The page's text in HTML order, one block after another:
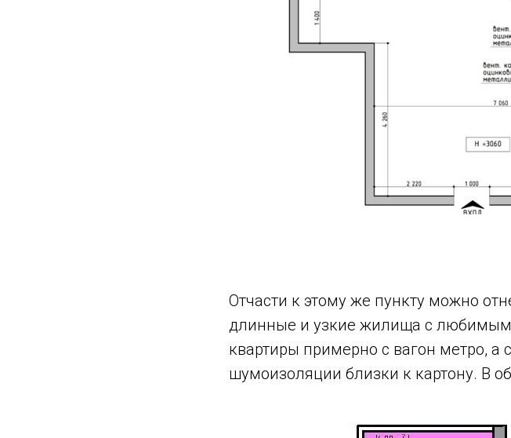
Отчасти к этому же пункту можно
длинные и узкие жилища с
квартиры примерно с вагон метро, а
шумоизоляции близки к картону. В